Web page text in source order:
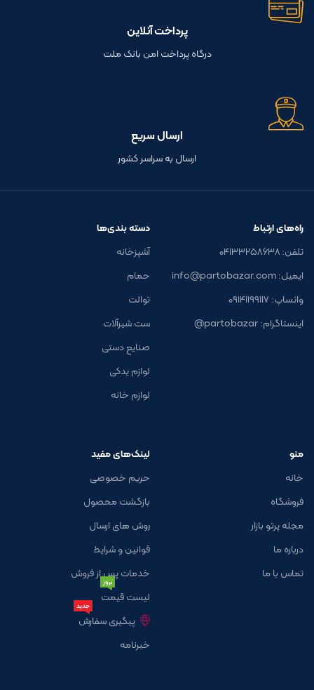
پرداخت آنلاین
درگاه پرداخت امن بانک ملت
ارسال سریع
ارسال به سراسر کشور
راه‌های ارتباط
تلفن: ۰۴۱۳۳۲۵۸۶۳۸
ایمیل: info@partobazar.com
واتساپ: ۰۹۱۴۱۱۹۹۱۱۷
اینستاگرام: partobazar@
دسته بندی‌ها
آشپزخانه
حمام
توالت
ست شیرآلات
صنایع دستی
لوازم یدکی
لوازم خانه
منو
خانه
فروشگاه
مجله پرتو بازار
درباره ما
تماس با ما
لینک‌های مفید
حریم خصوصی
بازگشت محصول
روش های ارسال
قوانین و شرایط
خدمات پس از فروش
لیست قیمت
بروز
پیگیری سفارش
جدید
خبرنامه